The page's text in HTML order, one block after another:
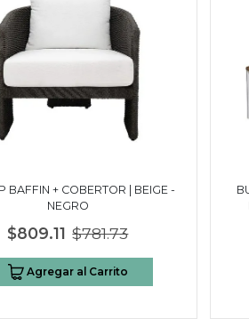
BAFFIN + COBERTOR | BEIGE -
NEGRO
$809.11 $781.73
Agregar al Carrito